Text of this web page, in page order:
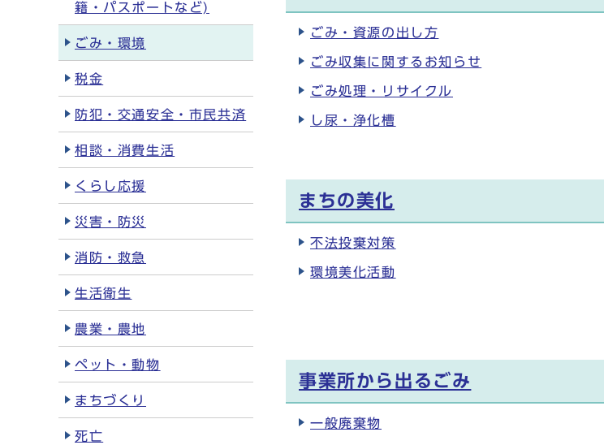
ごみ・資源の出し方
ごみ収集に関するお知らせ
ごみ処理・リサイクル
し尿・浄化槽
まちの美化
不法投棄対策
環境美化活動
事業所から出るごみ
一般廃棄物
籍・パスポートなど)
ごみ・環境
税金
防犯・交通安全・市民共済
相談・消費生活
くらし応援
災害・防災
消防・救急
生活衛生
農業・農地
ペット・動物
まちづくり
死亡